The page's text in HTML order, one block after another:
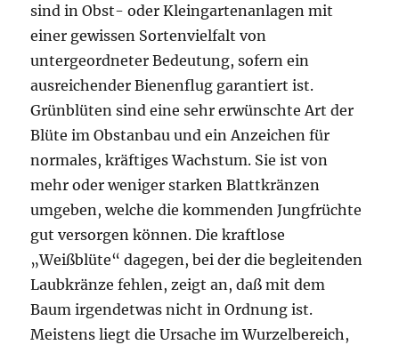
sind in Obst- oder Kleingartenanlagen mit
einer gewissen Sortenvielfalt von
untergeordneter Bedeutung, sofern ein
ausreichender Bienenflug garantiert ist.
Grünblüten sind eine sehr erwünschte Art der
Blüte im Obstanbau und ein Anzeichen für
normales, kräftiges Wachstum. Sie ist von
mehr oder weniger starken Blattkränzen
umgeben, welche die kommenden Jungfrüchte
gut versorgen können. Die kraftlose
„Weißblüte“ dagegen, bei der die begleitenden
Laubkränze fehlen, zeigt an, daß mit dem
Baum irgendetwas nicht in Ordnung ist.
Meistens liegt die Ursache im Wurzelbereich,